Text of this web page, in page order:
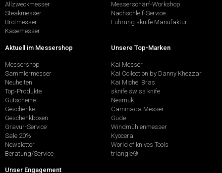
Allzweckmesser
Steakmesser
Brotmesser
Käsemesser
Messerschärf-Workshop
Nachschleif-Service
Führung sknife Manufaktur
Aktuell im Messershop
Messershop
Sammlermesser
Neuheiten
Top-Produkte
Gutscheine
Geschenke
Geschenkboxen
Gravur-Service
Sale 20%
Newsletter
Beratung/Service
Unsere Top-Marken
Kai Messer
Kai Collection by Danny Khezzar
Kai Michel Bras
sknife swiss knife
Nesmuk
Caminada Messer
Güde
Windmühlenmesser
Kyocera
World of knives Tools
triangle®
Unser Engagement